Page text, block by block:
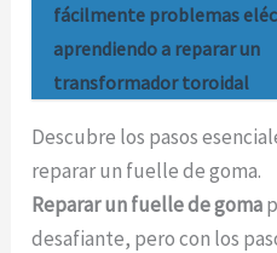
fácilmente problemas
aprendiendo a reparar un
transformador toroidal
Descubre los pasos
reparar un fuelle de goma.
Reparar un fuelle de goma
desafiante, pero con los